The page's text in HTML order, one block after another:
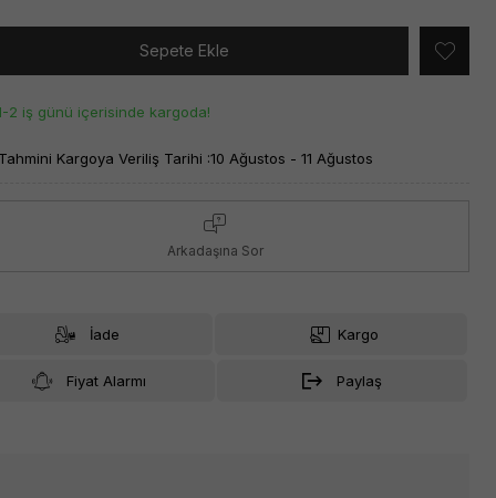
Sepete Ekle
2 iş günü içerisinde kargoda!
Tahmini Kargoya Veriliş Tarihi :10 Ağustos - 11 Ağustos
Arkadaşına Sor
İade Kargo
Fiyat Alarmı Paylaş